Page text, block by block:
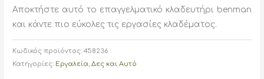
Αποκτήστε αυτό το επαγγελματικό κλαδευτήρι benman
και κάντε πιο εύκολες τις εργασίες κλαδέματος.
Κωδικός προϊόντος:458236
Κατηγορίες: Εργαλεία ,Δες και Αυτό